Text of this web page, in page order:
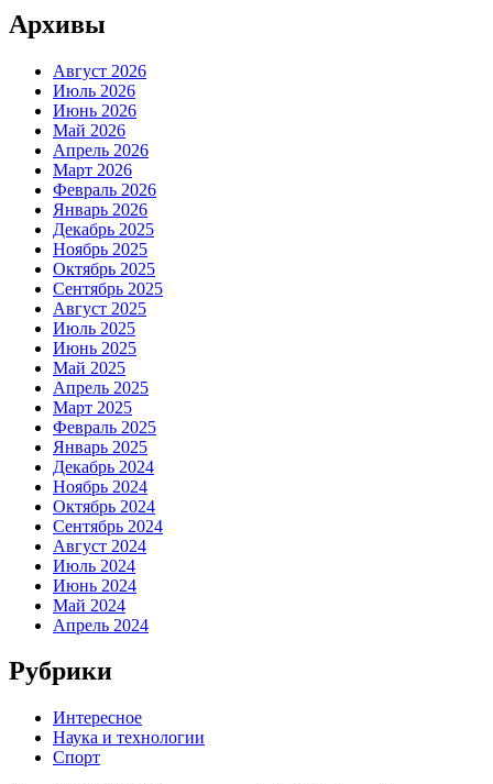
Архивы
Август 2026
Июль 2026
Июнь 2026
Май 2026
Апрель 2026
Март 2026
Февраль 2026
Январь 2026
Декабрь 2025
Ноябрь 2025
Октябрь 2025
Сентябрь 2025
Август 2025
Июль 2025
Июнь 2025
Май 2025
Апрель 2025
Март 2025
Февраль 2025
Январь 2025
Декабрь 2024
Ноябрь 2024
Октябрь 2024
Сентябрь 2024
Август 2024
Июль 2024
Июнь 2024
Май 2024
Апрель 2024
Рубрики
Интересное
Наука и технологии
Спорт